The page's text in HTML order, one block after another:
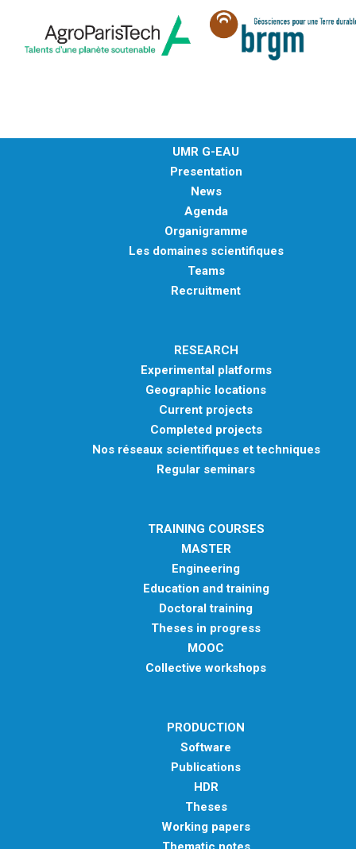
UMR G-EAU
Presentation
News
Agenda
Organigramme
Les domaines scientifiques
Teams
Recruitment
RESEARCH
Experimental platforms
Geographic locations
Current projects
Completed projects
Nos réseaux scientifiques et techniques
Regular seminars
TRAINING COURSES
MASTER
Engineering
Education and training
Doctoral training
Theses in progress
MOOC
Collective workshops
PRODUCTION
Software
Publications
HDR
Theses
Working papers